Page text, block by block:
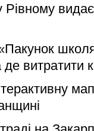
Рівному видає
витратити